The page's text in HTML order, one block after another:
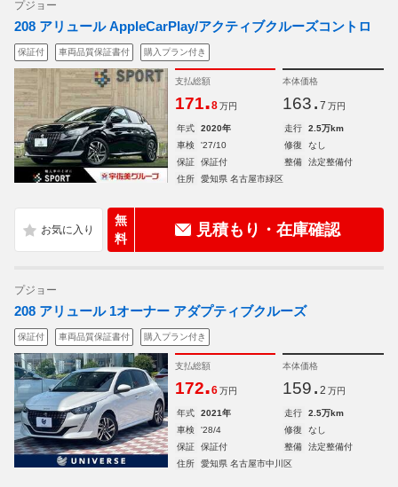
プジョー
208 アリュール AppleCarPlay/アクティブクルーズコントロ
保証付 車両品質保証書付 購入プラン付き
支払総額
171.8 万円
本体価格
163. 7 万円
年式 2020年 走行
2.5万km
車検
'27/10 修復
なし
保証
保証付 整備
法定整備付
住所
愛知県 名古屋市緑区
無
料
見積もり・在庫確認
プジョー
208 アリュール 1オーナー アダプティブクルーズ
保証付 車両品質保証書付 購入プラン付き
支払総額
172.6 万円
本体価格
159. 2 万円
年式 2021年 走行
2.5万km
車検
'28/4 修復
なし
保証
保証付 整備
法定整備付
住所
愛知県 名古屋市中川区